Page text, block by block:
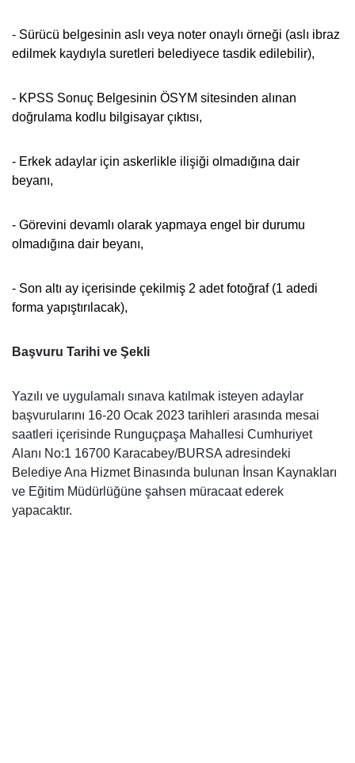
- Sürücü belgesinin aslı veya noter onaylı örneği (aslı ibraz
edilmek kaydıyla suretleri belediyece tasdik edilebilir),
- KPSS Sonuç Belgesinin ÖSYM sitesinden alınan
doğrulama kodlu bilgisayar çıktısı,
- Erkek adaylar için askerlikle ilişiği olmadığına dair
beyanı,
- Görevini devamlı olarak yapmaya engel bir durumu
olmadığına dair beyanı,
- Son altı ay içerisinde çekilmiş 2 adet fotoğraf (1 adedi
forma yapıştırılacak),
Başvuru Tarihi ve Şekli
Yazılı ve uygulamalı sınava katılmak isteyen adaylar
başvurularını 16-20 Ocak 2023 tarihleri arasında mesai
saatleri içerisinde Runguçpaşa Mahallesi Cumhuriyet
Alanı No:1 16700 Karacabey/BURSA adresindeki
Belediye Ana Hizmet Binasında bulunan İnsan Kaynakları
ve Eğitim Müdürlüğüne şahsen müracaat ederek
yapacaktır.